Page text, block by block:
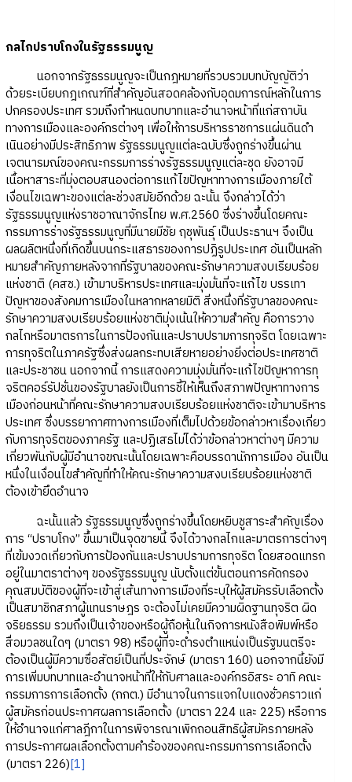
กลไกปราบโกงในรัฐธรรมนูญ
นอกจากรัฐธรรมนูญจะเป็นกฎหมายที่รวบรวมบทบัญญัติว่า
ด้วยระเบียบกฎเกณฑ์ที่สำคัญอันสอดคล้องกับอุดมการณ์หลักในการ
ปกครองประเทศ รวมถึงกำหนดบทบาทและอำนาจหน้าที่แก่สถาบัน
ทางการเมืองและองค์กรต่างๆ เพื่อให้การบริหารราชการแผ่นดินดำ
เนินอย่างมีประสิทธิภาพ รัฐธรรมนูญแต่ละฉบับซึ่งถูกร่างขึ้นผ่าน
เจตนารมณ์ของคณะกรรมการร่างรัฐธรรมนูญแต่ละชุด ยังอาจมี
เนื้อหาสาระที่มุ่งตอบสนองต่อการแก้ไขปัญหาทางการเมืองภายใต้
เงื่อนไขเฉพาะของแต่ละช่วงสมัยอีกด้วย ฉะนั้น จึงกล่าวได้ว่า
รัฐธรรมนูญแห่งราชอาณาจักรไทย พ.ศ.2560 ซึ่งร่างขึ้นโดยคณะ
กรรมการร่างรัฐธรรมนูญที่มีนายมีชัย ฤชุพันธุ์ เป็นประธานฯ จึงเป็น
ผลผลิตหนึ่งที่เกิดขึ้นบนกระแสธารของการปฏิรูปประเทศ อันเป็นหลัก
หมายสำคัญภายหลังจากที่รัฐบาลของคณะรักษาความสงบเรียบร้อย
แห่งชาติ (คสช.) เข้ามาบริหารประเทศและมุ่งมั่นที่จะแก้ไข บรรเทา
ปัญหาของสังคมการเมืองในหลากหลายมิติ สิ่งหนึ่งที่รัฐบาลของคณะ
รักษาความสงบเรียบร้อยแห่งชาติมุ่งเน้นให้ความสำคัญ คือการวาง
กลไกหรือมาตรการในการป้องกันและปราบปรามการทุจริต โดยเฉพาะ
การทุจริตในภาครัฐซึ่งส่งผลกระทบเสียหายอย่างยิ่งต่อประเทศชาติ
และประชาชน นอกจากนี้ การแสดงความมุ่งมั่นที่จะแก้ไขปัญหาการทุ
จริตคอร์รัปชั่นของรัฐบาลยังเป็นการชี้ให้เห็นถึงสภาพปัญหาทางการ
เมืองก่อนหน้าที่คณะรักษาความสงบเรียบร้อยแห่งชาติจะเข้ามาบริหาร
ประเทศ ซึ่งบรรยากาศทางการเมืองที่เต็มไปด้วยข้อกล่าวหาเรื่องเกี่ยว
กับการทุจริตของภาครัฐ และปฏิเสธไม่ได้ว่าข้อกล่าวหาต่างๆ มีความ
เกี่ยวพันกับผู้มีอำนาจขณะนั้นโดยเฉพาะคือบรรดานักการเมือง อันเป็น
หนึ่งในเงื่อนไขสำคัญที่ทำให้คณะรักษาความสงบเรียบร้อยแห่งชาติ
ต้องเข้ายึดอำนาจ
ฉะนั้นแล้ว รัฐธรรมนูญซึ่งถูกร่างขึ้นโดยหยิบชูสาระสำคัญเรื่อง
การ “ปราบโกง” ขึ้นมาเป็นจุดขายนี้ จึงได้วางกลไกและมาตรการต่างๆ
ที่เข้มงวดเกี่ยวกับการป้องกันและปราบปรามการทุจริต โดยสอดแทรก
อยู่ในมาตราต่างๆ ของรัฐธรรมนูญ นับตั้งแต่ขั้นตอนการคัดกรอง
คุณสมบัติของผู้ที่จะเข้าสู่เส้นทางการเมืองที่ระบุให้ผู้สมัครรับเลือกตั้ง
เป็นสมาชิกสภาผู้แทนราษฎร จะต้องไม่เคยมีความผิดฐานทุจริต ผิด
จริยธรรม รวมถึงเป็นเจ้าของหรือผู้ถือหุ้นในกิจการหนังสือพิมพ์หรือ
สื่อมวลชนใดๆ (มาตรา 98) หรือผู้ที่จะดำรงตำแหน่งเป็นรัฐมนตรีจะ
ต้องเป็นผู้มีความซื่อสัตย์เป็นที่ประจักษ์ (มาตรา 160) นอกจากนี้ยังมี
การเพิ่มบทบาทและอำนาจหน้าที่ให้กับศาลและองค์กรอิสระ อาทิ คณะ
กรรมการการเลือกตั้ง (กกต.) มีอำนาจในการแจกใบแดงชั่วคราวแก่
ผู้สมัครก่อนประกาศผลการเลือกตั้ง (มาตรา 224 และ 225) หรือการ
ให้อำนาจแก่ศาลฎีกาในการพิจารณาเพิกถอนสิทธิผู้สมัครภายหลัง
การประกาศผลเลือกตั้งตามคำร้องของคณะกรรมการการเลือกตั้ง
(มาตรา 226)[1]